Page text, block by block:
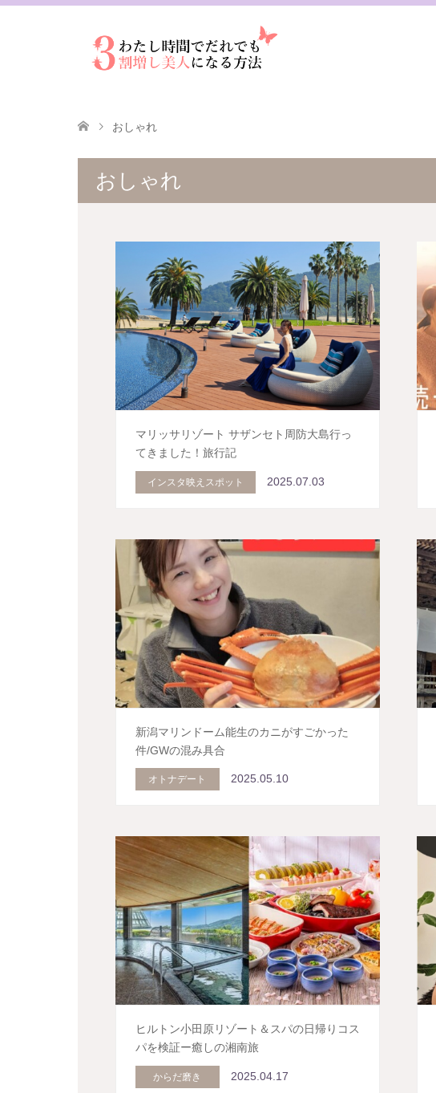
おしゃれ
おしゃれ
マリッサリゾート サザンセト周防大島行っ
てきました！旅行記
インスタ映えスポット 2025.07.03
新潟マリンドーム能生のカニがすごかった
件/GWの混み具合
オトナデート 2025.05.10
ヒルトン小田原リゾート＆スパの日帰りコス
パを検証ー癒しの湘南旅
からだ磨き 2025.04.17